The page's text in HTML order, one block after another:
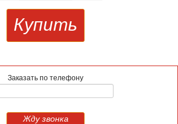
Купить
Заказать по телефону
Жду звонка